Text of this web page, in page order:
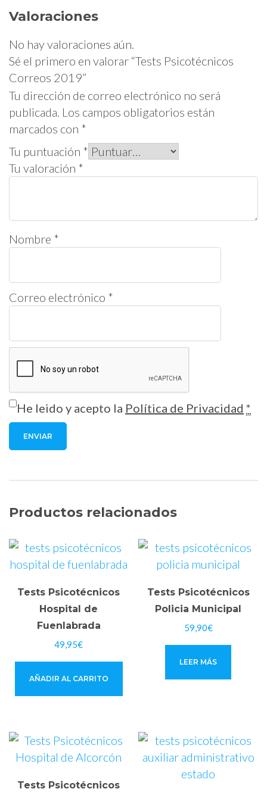
Valoraciones
No hay valoraciones aún.
Sé el primero en valorar “Tests Psicotécnicos
Correos 2019”
Tu dirección de correo electrónico no será
publicada. Los campos obligatorios están
marcados con *
Tu puntuación *
Tu valoración *
Nombre *
Correo electrónico *
He leido y acepto la Política de Privacidad *
Productos relacionados
Tests Psicotécnicos
Hospital de
Fuenlabrada
49,95€
AÑADIR AL CARRITO
Tests Psicotécnicos
Policia Municipal
59,90€
LEER MÁS
Tests Psicotécnicos